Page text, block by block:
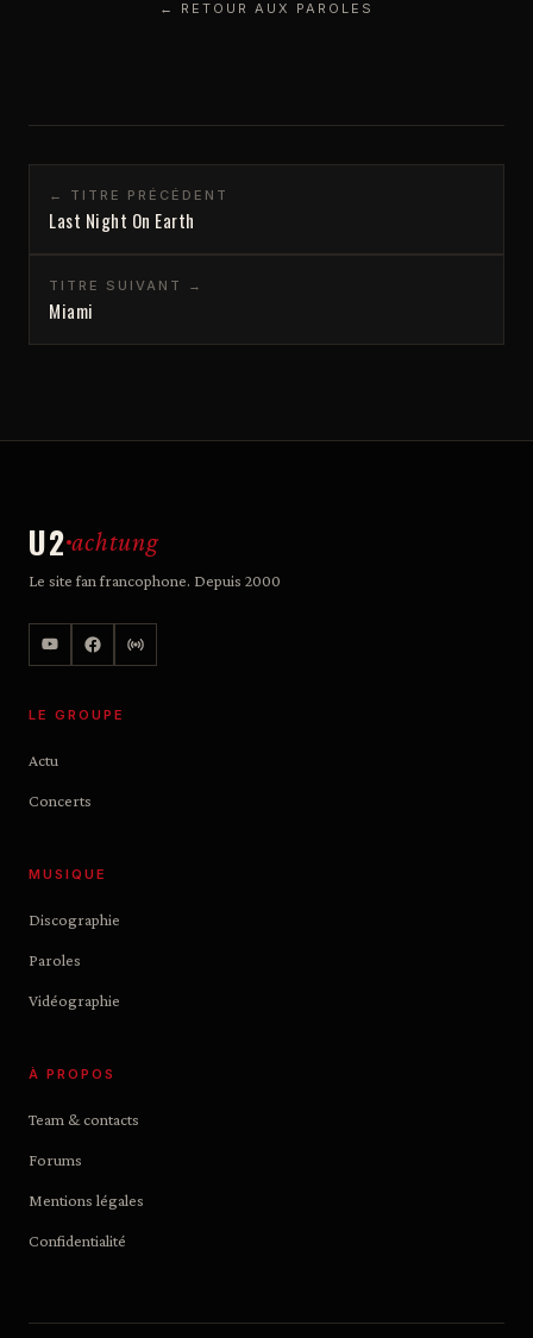
← RETOUR AUX PAROLES
← TITRE PRÉCÉDENT
Last Night On Earth
TITRE SUIVANT →
Miami
U2 achtung
Le site fan francophone. Depuis 2000
LE GROUPE
Actu
Concerts
MUSIQUE
Discographie
Paroles
Vidéographie
À PROPOS
Team & contacts
Forums
Mentions légales
Confidentialité